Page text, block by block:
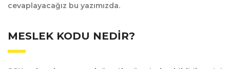
cevaplayacağız bu yazımızda.
MESLEK KODU NEDIR?